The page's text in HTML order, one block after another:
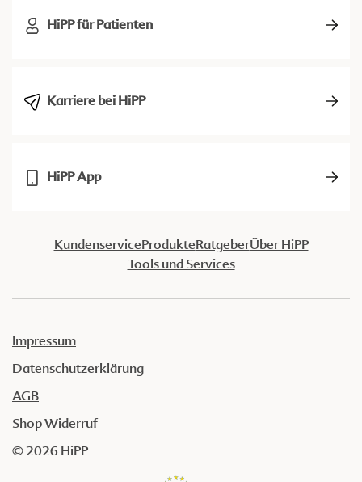
HiPP für Patienten
Karriere bei HiPP
HiPP App
KundenserviceProdukteRatgeberÜber HiPP
Tools und Services
Impressum
Datenschutzerklärung
AGB
Shop Widerruf
© 2026 HiPP